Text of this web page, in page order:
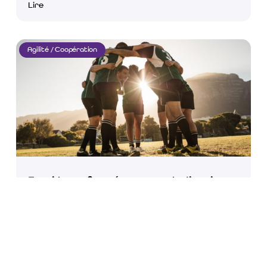
Lire
Agilité / Coopération
Essai transformé : comment s’inspirer